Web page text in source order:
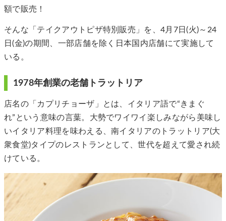
額で販売！
そんな「テイクアウトピザ特別販売」を、4月7日(火)～24
日(金)の期間、一部店舗を除く日本国内店舗にて実施して
いる。
1978年創業の老舗トラットリア
店名の「カプリチョーザ」とは、イタリア語で“きまぐ
れ”という意味の言葉。大勢でワイワイ楽しみながら美味し
いイタリア料理を味わえる、南イタリアのトラットリア(大
衆食堂)タイプのレストランとして、世代を超えて愛され続
けている。